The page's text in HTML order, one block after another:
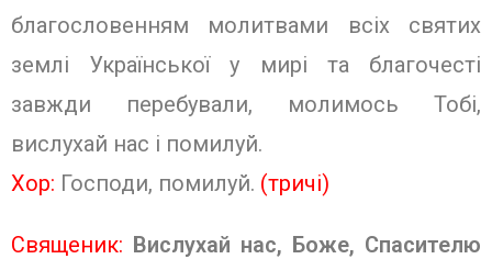
благословенням молитвами всіх святих
землі Української у мирі та благочесті
завжди перебували, молимось Тобі,
вислухай нас і помилуй.
Хор: Господи, помилуй. (тричі)
Священик: Вислухай нас, Боже, Спасителю